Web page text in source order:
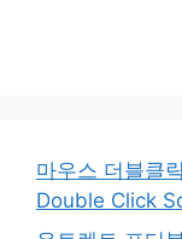
마우스 더블클
Double Click